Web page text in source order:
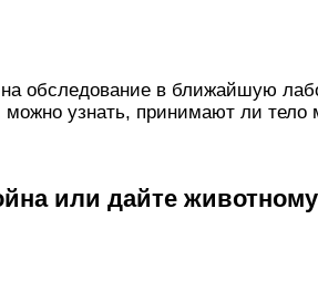
обследование в ближайшую
узнать, принимают ли тело
или дайте животному